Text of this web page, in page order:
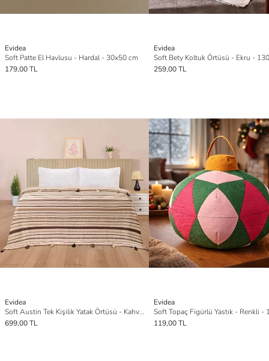
Evidea
Soft Patte El Havlusu - Hardal - 30x50 cm
179,00 TL
Evidea
259,00 TL
Evidea
Soft Austin Tek Kişilik Yatak Örtüsü - Kahverengi - 195x225 cm
699,00 TL
Evidea
119,00 TL